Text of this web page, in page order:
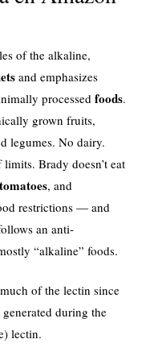
of the alkaline,
and emphasizes
processed foods.
grown fruits,
legumes. No dairy.
Brady doesn’t eat
tomatoes, and
restrictions — and
an anti-
“alkaline” foods.
of the lectin since
during the
lectin.